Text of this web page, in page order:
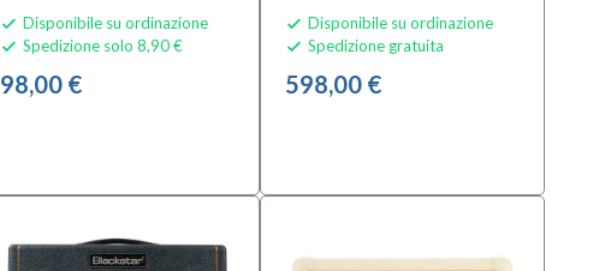
 Disponibile su ordinazione
 Spedizione solo 8,90 €
98,00 €
 Disponibile su ordinazione
 Spedizione gratuita
598,00 €